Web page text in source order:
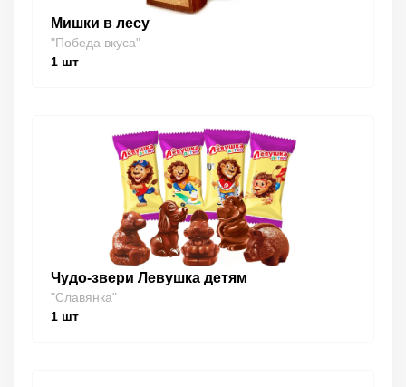
Мишки в лесу
"Победа вкуса"
1 шт
Чудо-звери Левушка детям
"Славянка"
1 шт